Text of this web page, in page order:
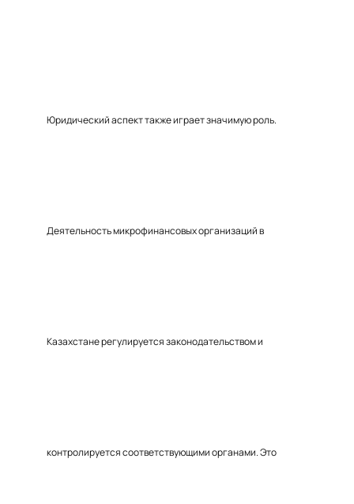
Юридический аспект также играет значимую роль.
Деятельность микрофинансовых организаций в
Казахстане регулируется законодательством и
контролируется соответствующими органами. Это